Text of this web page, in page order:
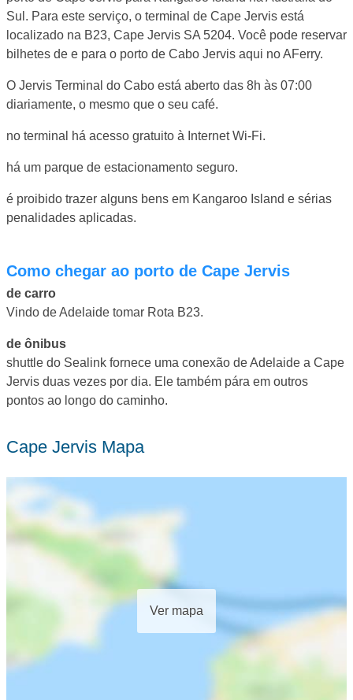
Sul. Para este serviço, o terminal de Cape Jervis está
localizado na B23, Cape Jervis SA 5204. Você pode reservar
bilhetes de e para o porto de Cabo Jervis aqui no AFerry.
O Jervis Terminal do Cabo está aberto das 8h às 07:00
diariamente, o mesmo que o seu café.
no terminal há acesso gratuito à Internet Wi-Fi.
há um parque de estacionamento seguro.
é proibido trazer alguns bens em Kangaroo Island e sérias
penalidades aplicadas.
Como chegar ao porto de Cape Jervis
de carro
Vindo de Adelaide tomar Rota B23.
de ônibus
shuttle do Sealink fornece uma conexão de Adelaide a Cape
Jervis duas vezes por dia. Ele também pára em outros
pontos ao longo do caminho.
Cape Jervis Mapa
Ver mapa